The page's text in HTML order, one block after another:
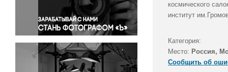
Правосудие
Происшествия и конфликты
Религия
Светская жизнь
Спорт
Экология
космического
институт
Категория:
Место: Россия,
Сообщить об